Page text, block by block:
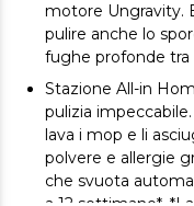
motore Ungravity.
pulire anche lo
fughe profonde tra
Stazione All-in
pulizia
lava i mop e li
polvere e allergie
che svuota